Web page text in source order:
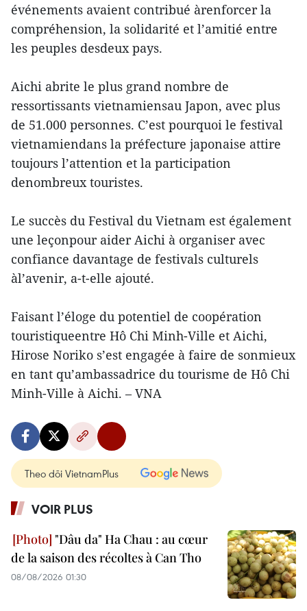
événements avaient contribué àrenforcer la
compréhension, la solidarité et l’amitié entre
les peuples desdeux pays.
Aichi abrite le plus grand nombre de
ressortissants vietnamiensau Japon, avec plus
de 51.000 personnes. C’est pourquoi le festival
vietnamiendans la préfecture japonaise attire
toujours l’attention et la participation
denombreux touristes.
Le succès du Festival du Vietnam est également
une leçonpour aider Aichi à organiser avec
confiance davantage de festivals culturels
àl’avenir, a-t-elle ajouté.
Faisant l’éloge du potentiel de coopération
touristiqueentre Hô Chi Minh-Ville et Aichi,
Hirose Noriko s’est engagée à faire de sonmieux
en tant qu’ambassadrice du tourisme de Hô Chi
Minh-Ville à Aichi. – VNA
Theo dõi VietnamPlus
VOIR PLUS
"Dâu da" Ha Chau : au cœur
de la saison des récoltes à Can Tho
08/08/2026 01:30